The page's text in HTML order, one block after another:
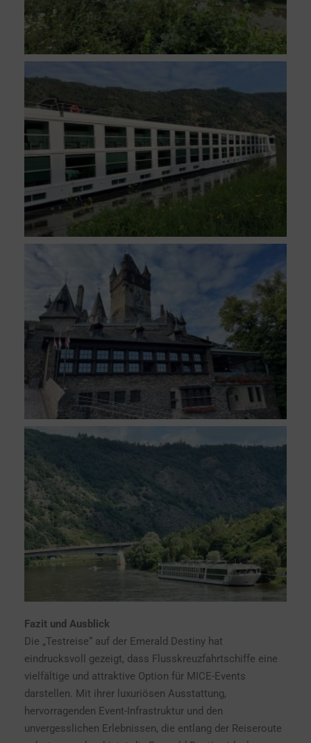
Fazit und Ausblick
Die „Testreise“ auf der Emerald Destiny hat
eindrucksvoll gezeigt, dass Flusskreuzfahrtschiffe eine
vielfältige und attraktive Option für MICE-Events
darstellen. Mit ihrer luxuriösen Ausstattung,
hervorragenden Event-Infrastruktur und den
unvergesslichen Erlebnissen, die entlang der Reiseroute